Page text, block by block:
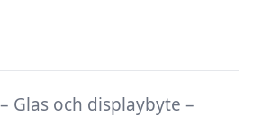
Glas och displaybyte –